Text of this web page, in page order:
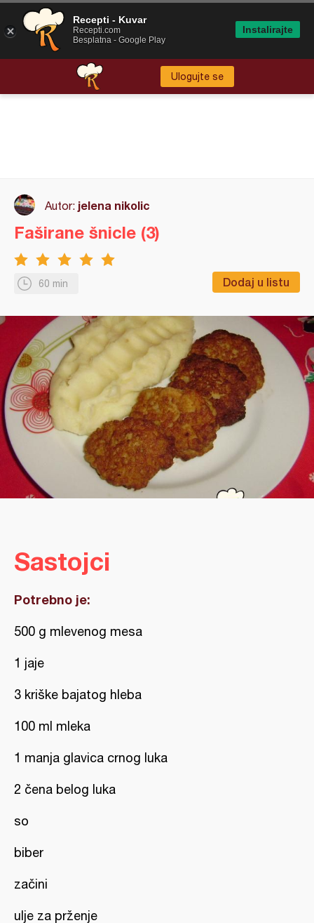
Ulogujte se
Autor: jelena nikolic
60 min Dodaj u listu
Faširane šnicle (3)
Sastojci
Potrebno je:
500 g mlevenog mesa
1 jaje
3 kriške bajatog hleba
100 ml mleka
1 manja glavica crnog luka
2 čena belog luka
so
biber
začini
ulje za prženje
Recepti - Kuvar
Recepti.com
Besplatna - Google Play
Instalirajte